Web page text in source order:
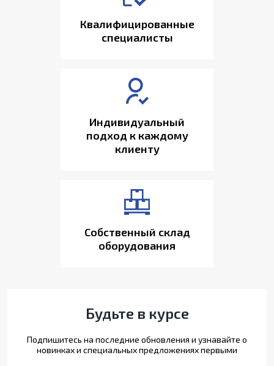
Квалифицированные
специалисты
Индивидуальный
подход к каждому
клиенту
Собственный склад
оборудования
Будьте в курсе
Подпишитесь на последние обновления и узнавайте о
новинках и специальных предложениях первыми